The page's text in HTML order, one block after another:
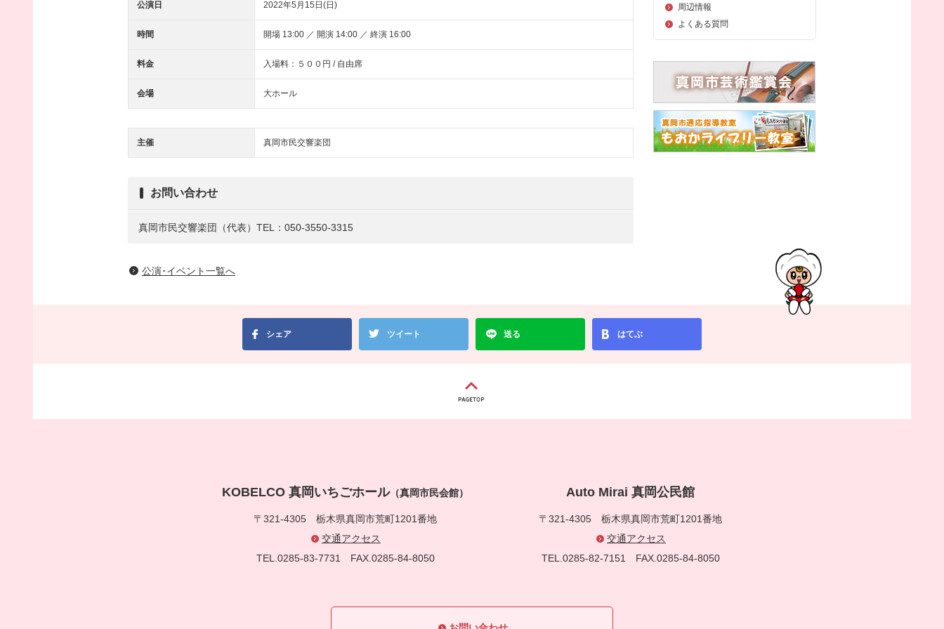
公演日 2022年5月15日(日)
時間 開場 13:00 ／ 開演 14:00 ／ 終演 16:00
料金 入場料：５００円 / 自由席
会場 大ホール
主催 真岡市民交響楽団
お問い合わせ
真岡市民交響楽団（代表）TEL：050-3550-3315
公演･イベント一覧へ
周辺情報
よくある質問
シェア ツイート 送る はてぶ
KOBELCO 真岡いちごホール（真岡市民会館）
〒321-4305 栃木県真岡市荒町1201番地
交通アクセス
TEL.0285-83-7731 FAX.0285-84-8050
Auto Mirai 真岡公民館
〒321-4305 栃木県真岡市荒町1201番地
交通アクセス
TEL.0285-82-7151 FAX.0285-84-8050